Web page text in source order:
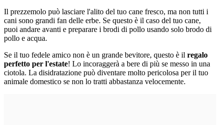
Il prezzemolo può lasciare l'alito del tuo cane fresco, ma non tutti i
cani sono grandi fan delle erbe. Se questo è il caso del tuo cane,
puoi andare avanti e preparare i brodi di pollo usando solo brodo di
pollo e acqua.
Se il tuo fedele amico non è un grande bevitore, questo è il regalo
perfetto per l'estate! Lo incoraggerà a bere di più se messo in una
ciotola. La disidratazione può diventare molto pericolosa per il tuo
animale domestico se non lo tratti abbastanza velocemente.